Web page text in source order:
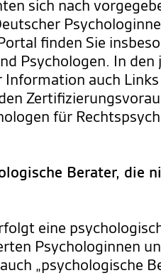
sich nach
finden Sie
Psychologen. In
Information auch
für
Berater, die
eine
Psychologinnen
„psychologische